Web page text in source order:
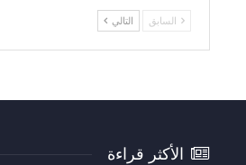
السابق التالي
الأكثر قراءة